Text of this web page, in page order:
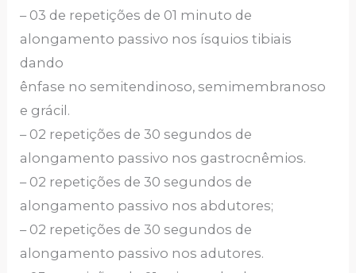
– 03 de repetições de 01 minuto de
alongamento passivo nos ísquios tibiais
dando
ênfase no semitendinoso, semimembranoso
e grácil.
– 02 repetições de 30 segundos de
alongamento passivo nos gastrocnêmios.
– 02 repetições de 30 segundos de
alongamento passivo nos abdutores;
– 02 repetições de 30 segundos de
alongamento passivo nos adutores.